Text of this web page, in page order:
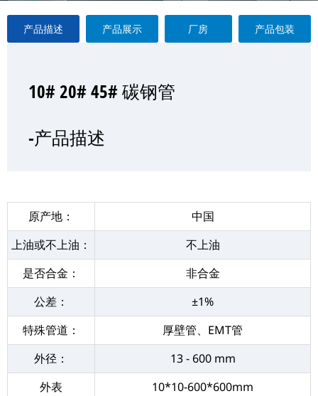
产品描述 产品展示 厂房 产品包装
10# 20# 45# 碳钢管
-产品描述
原产地：
中国
上油或不上油：
不上油
是否合金：
非合金
公差：
±1%
特殊管道：
厚壁管、EMT管
外径：
13 - 600 mm
外表
10*10-600*600mm
10# 20# 45# 碳钢管
—产品展示
10# 20# 45# 碳钢管
-厂房
10# 20# 45# 碳钢管
-产品包装